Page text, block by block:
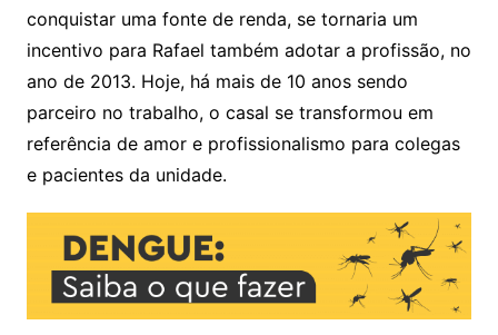
conquistar uma fonte de renda, se tornaria um
incentivo para Rafael também adotar a profissão, no
ano de 2013. Hoje, há mais de 10 anos sendo
parceiro no trabalho, o casal se transformou em
referência de amor e profissionalismo para colegas
e pacientes da unidade.